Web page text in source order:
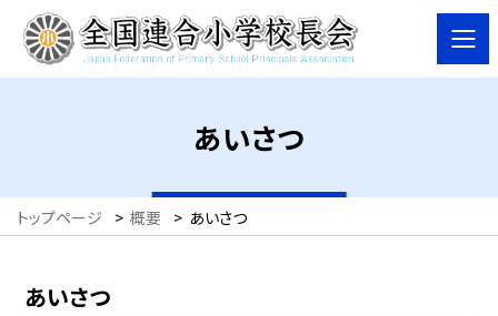
あいさつ
トップページ > 概要 > あいさつ
あいさつ